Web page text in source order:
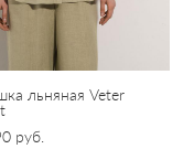
льняная Veter
pуб.